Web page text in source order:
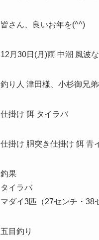
皆さん、良いお年を(^^)
12月30日(月)雨 中潮 風波
釣り人 津田様、小杉御兄弟
仕掛け 餌 タイラバ
仕掛け 胴突き仕掛け 餌 青
釣果
タイラバ
マダイ3匹（27センチ・38
五目釣り